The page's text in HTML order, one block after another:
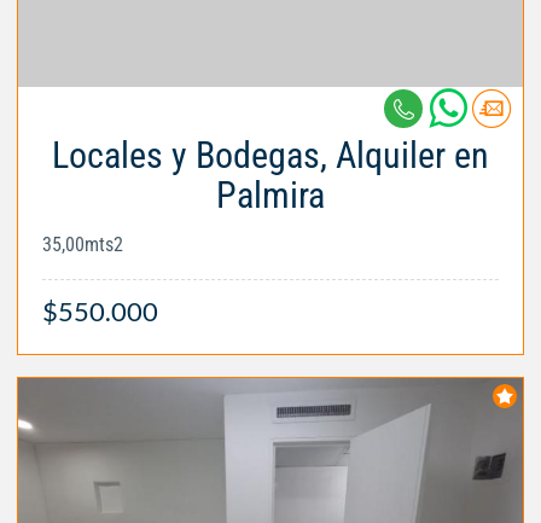
Locales y Bodegas, Alquiler en
Palmira
35,00mts2
$550.000